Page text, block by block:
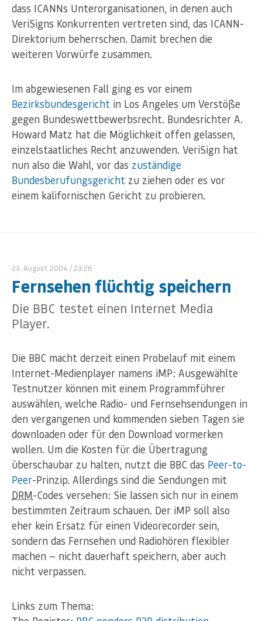
dass ICANNs Unterorganisationen, in denen auch
VeriSigns Konkurrenten vertreten sind, das ICANN-
Direktorium beherrschen. Damit brechen die
weiteren Vorwürfe zusammen.
Im abgewiesenen Fall ging es vor einem
Bezirksbundesgericht in Los Angeles um Verstöße
gegen Bundeswettbewerbsrecht. Bundesrichter A.
Howard Matz hat die Möglichkeit offen gelassen,
einzelstaatliches Recht anzuwenden. VeriSign hat
nun also die Wahl, vor das zuständige
Bundesberufungsgericht zu ziehen oder es vor
einem kalifornischen Gericht zu probieren.
23. August 2004 / 23:26
Fernsehen flüchtig speichern
Die BBC testet einen Internet Media
Player.
Die BBC macht derzeit einen Probelauf mit einem
Internet-Medienplayer namens iMP: Ausgewählte
Testnutzer können mit einem Programmführer
auswählen, welche Radio- und Fernsehsendungen in
den vergangenen und kommenden sieben Tagen sie
downloaden oder für den Download vormerken
wollen. Um die Kosten für die Übertragung
überschaubar zu halten, nutzt die BBC das Peer-to-
Peer-Prinzip. Allerdings sind die Sendungen mit
DRM-Codes versehen: Sie lassen sich nur in einem
bestimmten Zeitraum schauen. Der iMP soll also
eher kein Ersatz für einen Videorecorder sein,
sondern das Fernsehen und Radiohören flexibler
machen — nicht dauerhaft speichern, aber auch
nicht verpassen.
Links zum Thema: